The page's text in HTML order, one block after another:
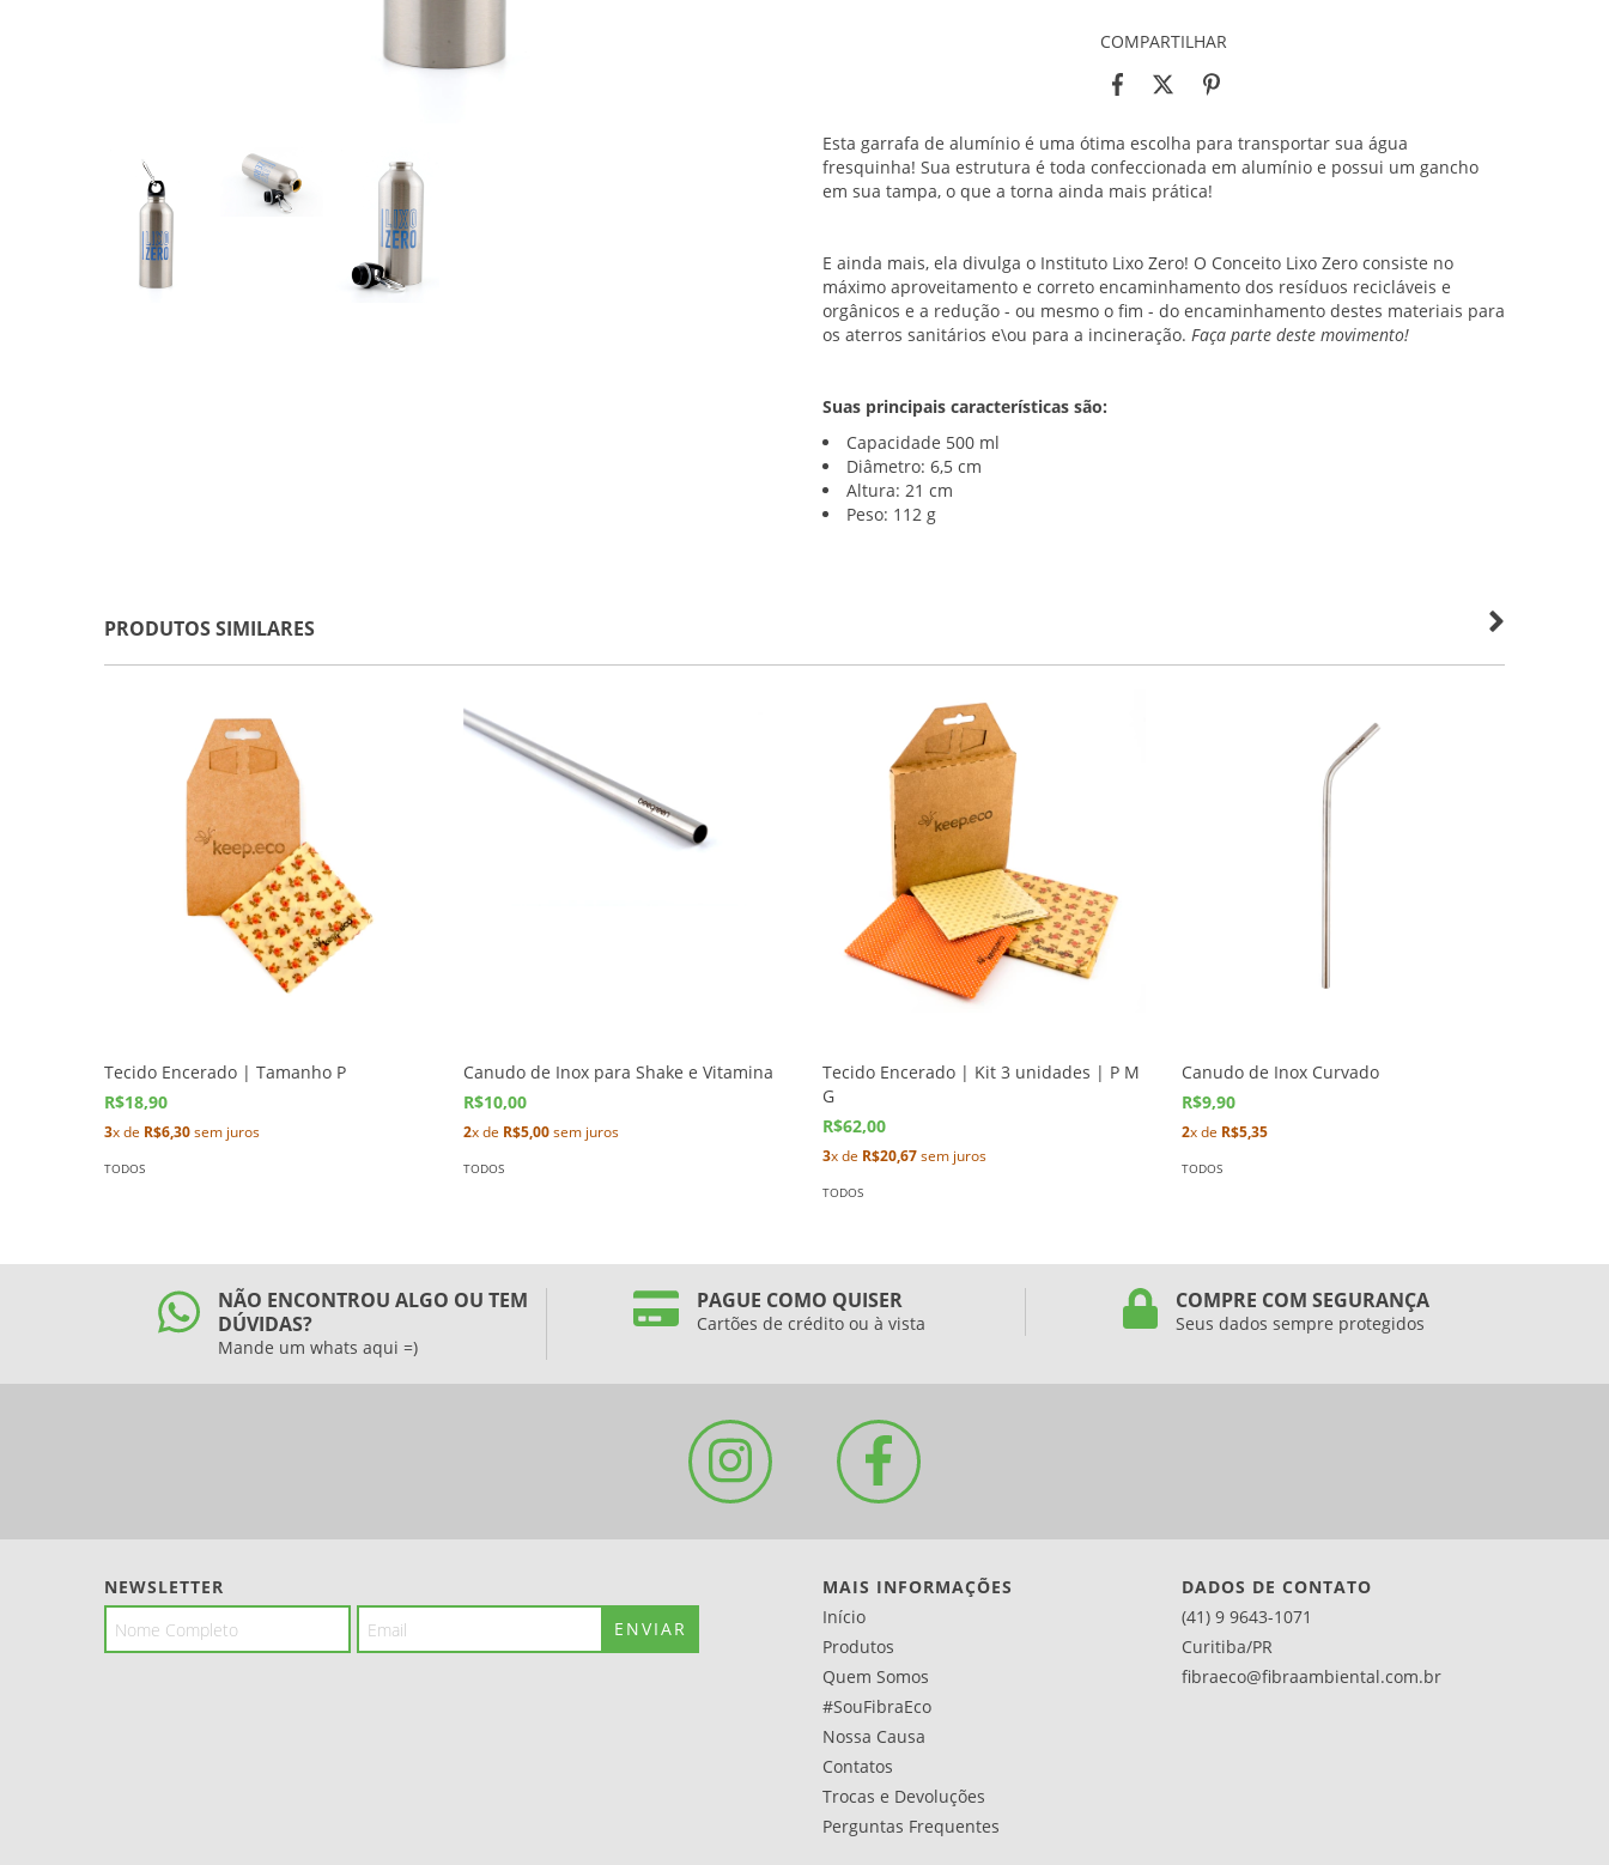
COMPARTILHAR
Esta garrafa de alumínio é uma ótima escolha para transportar sua água
fresquinha! Sua estrutura é toda confeccionada em alumínio e possui um gancho
em sua tampa, o que a torna ainda mais prática!
E ainda mais, ela divulga o Instituto Lixo Zero! O Conceito Lixo Zero consiste no
máximo aproveitamento e correto encaminhamento dos resíduos recicláveis e
orgânicos e a redução - ou mesmo o fim - do encaminhamento destes materiais para
os aterros sanitários e\ou para a incineração. Faça parte deste movimento!
Suas principais características são:
Capacidade 500 ml
Diâmetro: 6,5 cm
Altura: 21 cm
Peso: 112 g
PRODUTOS SIMILARES
Tecido Encerado | Tamanho P
R$18,90
3x de R$6,30sem juros
TODOS
Canudo de Inox para Shake e Vitamina
R$10,00
2x de R$5,00sem juros
TODOS
Tecido Encerado | Kit 3 unidades | P M
G
R$62,00
3x de R$20,67sem juros
TODOS
Canudo de Inox Curvado
R$9,90
2x de R$5,35
TODOS
NÃO ENCONTROU ALGO OU TEM
DÚVIDAS?
Mande um whats aqui =)
PAGUE COMO QUISER
Cartões de crédito ou à vista
COMPRE COM SEGURANÇA
Seus dados sempre protegidos
NEWSLETTER
MAIS INFORMAÇÕES
Início
Produtos
Quem Somos
#SouFibraEco
Nossa Causa
Contatos
Trocas e Devoluções
Perguntas Frequentes
DADOS DE CONTATO
(41) 9 9643-1071
Curitiba/PR
fibraeco@fibraambiental.com.br